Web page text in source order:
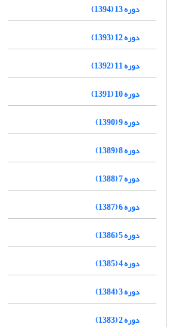
دوره 13 (1394)
دوره 12 (1393)
دوره 11 (1392)
دوره 10 (1391)
دوره 9 (1390)
دوره 8 (1389)
دوره 7 (1388)
دوره 6 (1387)
دوره 5 (1386)
دوره 4 (1385)
دوره 3 (1384)
دوره 2 (1383)